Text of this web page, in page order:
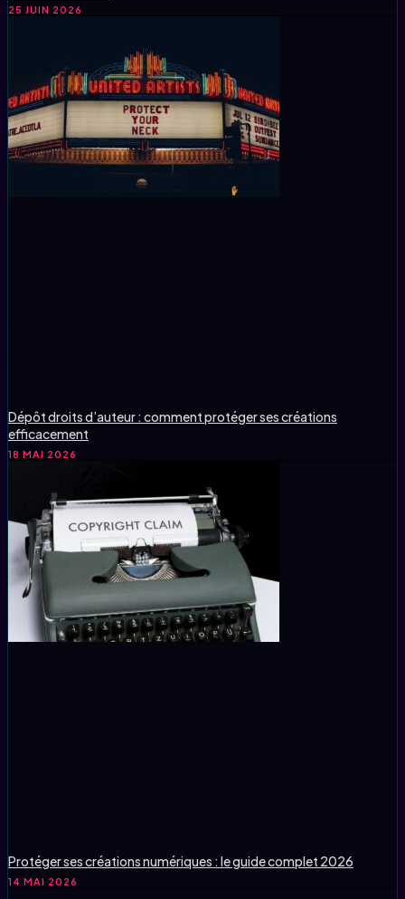
25 JUIN 2026
Dépôt droits d’auteur : comment protéger ses créations
efficacement
18 MAI 2026
Protéger ses créations numériques : le guide complet 2026
14 MAI 2026